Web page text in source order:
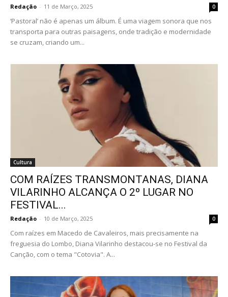
Redação - 11 de Março, 2025 0
‘Pastoral’ não é apenas um álbum. É uma viagem sonora que nos
transporta para outras paisagens, onde tradição e modernidade
se cruzam, criando um...
Cultura
COM RAÍZES TRANSMONTANAS, DIANA
VILARINHO ALCANÇA O 2º LUGAR NO
FESTIVAL...
Redação - 10 de Março, 2025 0
Com raízes em Macedo de Cavaleiros, mais precisamente na
freguesia do Lombo, Diana Vilarinho destacou-se no Festival da
Canção, com o tema "Cotovia". A...